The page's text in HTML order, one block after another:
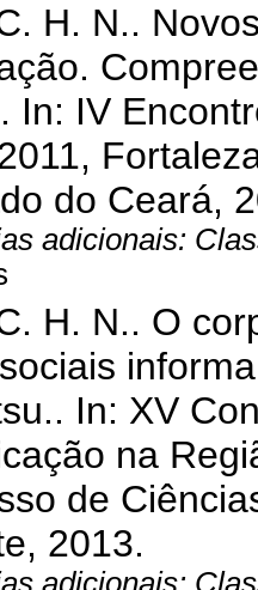
H. N..
In: IV
do Ceará,
adicionais:
H. N.. O
In: XV
na
de
2013.
adicionais: